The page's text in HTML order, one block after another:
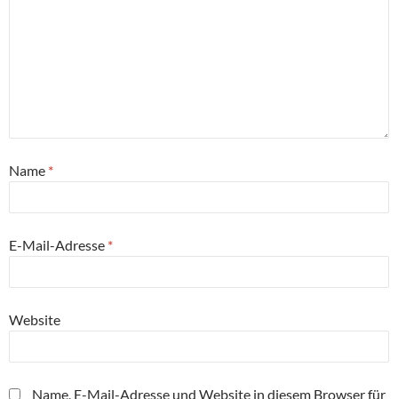
Name *
E-Mail-Adresse *
Website
Name, E-Mail-Adresse und Website in diesem Browser für